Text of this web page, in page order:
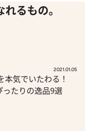
るもの。
2021.01.05
気でいたわる！
ったりの逸品9選